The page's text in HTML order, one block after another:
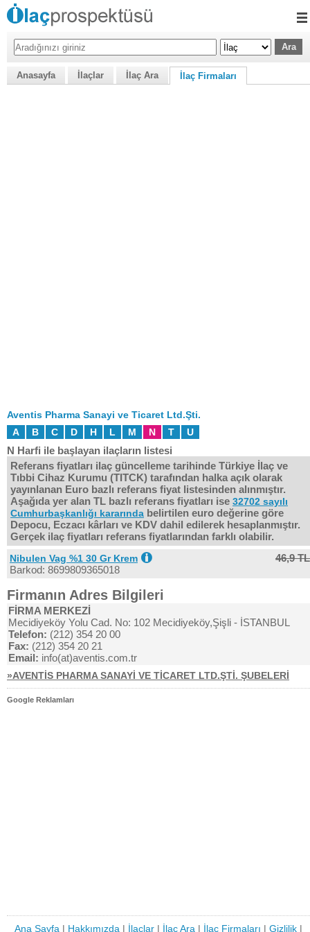
Anasayfa İlaçlar İlaç Ara İlaç Firmaları
Aventis Pharma Sanayi ve Ticaret Ltd.Şti.
A
B C D H L M N T U
N Harfi ile başlayan ilaçların listesi
Referans fiyatları ilaç güncelleme tarihinde Türkiye İlaç ve
Tıbbi Cihaz Kurumu (TITCK) tarafından halka açık olarak
yayınlanan Euro bazlı referans fiyat listesinden alınmıştır.
Aşağıda yer alan TL bazlı referans fiyatları ise 32702 sayılı
Cumhurbaşkanlığı kararında belirtilen euro değerine göre
Depocu, Eczacı kârları ve KDV dahil edilerek hesaplanmıştır.
Gerçek ilaç fiyatları referans fiyatlarından farklı olabilir.
Nibulen Vag %1 30 Gr Krem
Barkod: 8699809365018
46,9 TL
Firmanın Adres Bilgileri
FİRMA MERKEZİ
Mecidiyeköy Yolu Cad. No: 102 Mecidiyeköy,Şişli - İSTANBUL
Telefon: (212) 354 20 00
Fax: (212) 354 20 21
Email: info(at)aventis.com.tr
»AVENTİS PHARMA SANAYİ VE TİCARET LTD.ŞTİ. ŞUBELERİ
Google Reklamları
Ana Sayfa | Hakkımızda | İlaçlar | İlaç Ara | İlaç Firmaları | Gizlilik |